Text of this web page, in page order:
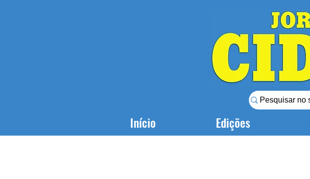
Início Edições